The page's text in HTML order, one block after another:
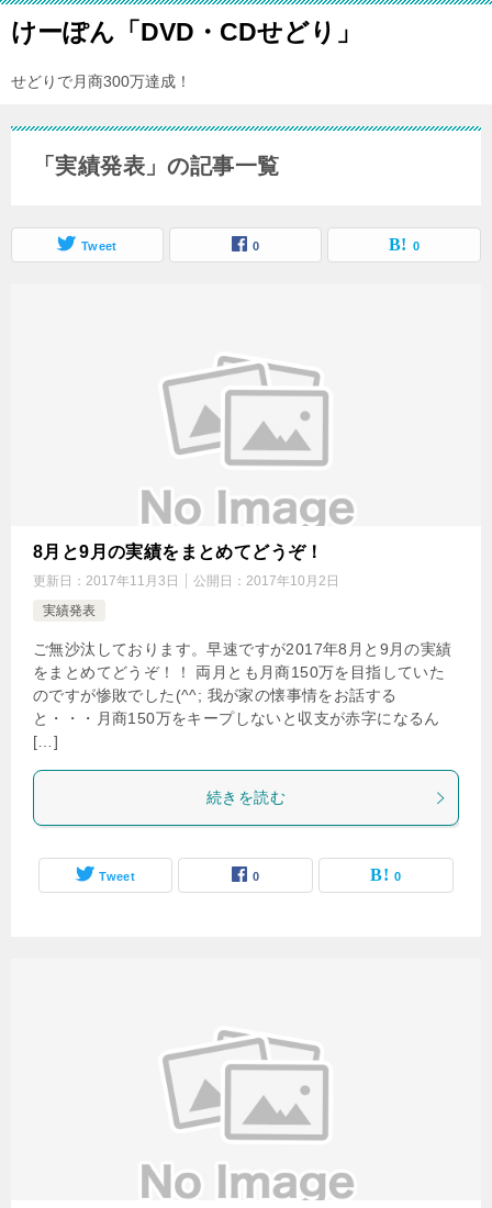
けーぽん「DVD・CDせどり」
せどりで月商300万達成！
「実績発表」の記事一覧
Tweet 0 0
8月と9月の実績をまとめてどうぞ！
更新日： 2017年11月3日 公開日： 2017年10月2日
実績発表
ご無沙汰しております。早速ですが2017年8月と9月の実績
をまとめてどうぞ！！ 両月とも月商150万を目指していた
のですが惨敗でした(^^; 我が家の懐事情をお話する
と・・・月商150万をキープしないと収支が赤字になるん
[…]
続きを読む
Tweet 0 0